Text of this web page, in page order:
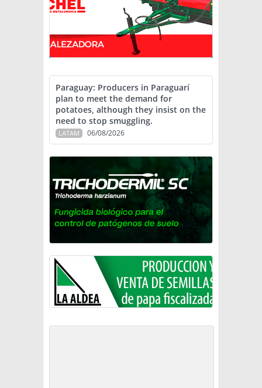
Paraguay: Producers in Paraguarí
plan to meet the demand for
potatoes, although they insist on the
need to stop smuggling.
LATAM 06/08/2026